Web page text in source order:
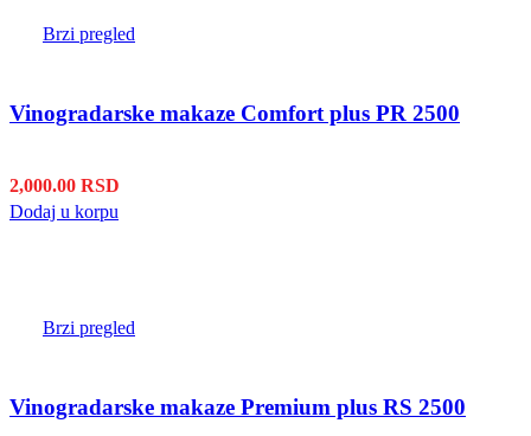
Brzi pregled
Vinogradarske makaze Comfort plus PR 2500
2,000.00 RSD
Dodaj u korpu
Brzi pregled
Vinogradarske makaze Premium plus RS 2500